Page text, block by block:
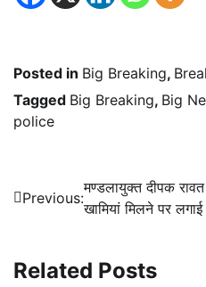
Posted in Big Breaking,
Tagged Big Breaking, Big
police
Post
Previous:
मण्डलायुक्त दीपक
खामियां मिलने पर
Related Posts